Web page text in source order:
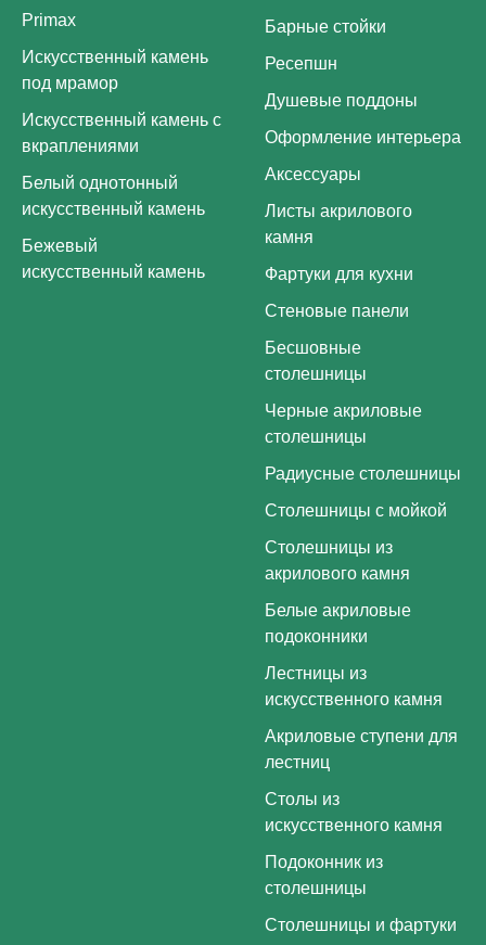
Primax
Искусственный камень
под мрамор
Искусственный камень с
вкраплениями
Белый однотонный
искусственный камень
Бежевый
искусственный камень
Барные стойки
Ресепшн
Душевые поддоны
Оформление интерьера
Аксессуары
Листы акрилового
камня
Фартуки для кухни
Стеновые панели
Бесшовные
столешницы
Черные акриловые
столешницы
Радиусные столешницы
Столешницы с мойкой
Столешницы из
акрилового камня
Белые акриловые
подоконники
Лестницы из
искусственного камня
Акриловые ступени для
лестниц
Столы из
искусственного камня
Подоконник из
столешницы
Столешницы и фартуки